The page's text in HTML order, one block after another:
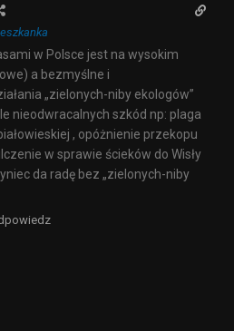
w Polsce jest na wysokim
a bezmyślne i
„zielonych-niby ekologów”
nieodwracalnych szkód np: plaga
, opóżnienie przekopu
w sprawie ścieków do Wisły
da radę bez „zielonych-niby